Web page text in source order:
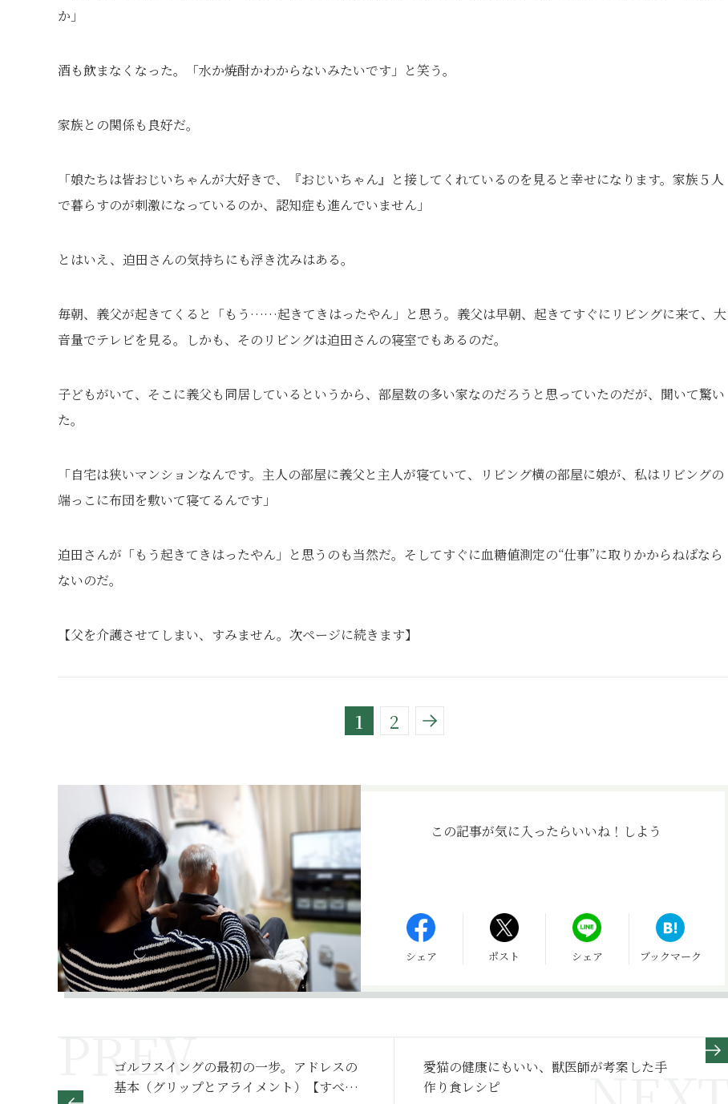
か」
酒も飲まなくなった。「水か焼酎かわからないみたいです」と笑う。
家族との関係も良好だ。
「娘たちは皆おじいちゃんが大好きで、『おじいちゃん』と接してくれているのを見ると幸せになります。家族５人
で暮らすのが刺激になっているのか、認知症も進んでいません」
とはいえ、迫田さんの気持ちにも浮き沈みはある。
毎朝、義父が起きてくると「もう……起きてきはったやん」と思う。義父は早朝、起きてすぐにリビングに来て、大
音量でテレビを見る。しかも、そのリビングは迫田さんの寝室でもあるのだ。
子どもがいて、そこに義父も同居しているというから、部屋数の多い家なのだろうと思っていたのだが、聞いて驚い
た。
「自宅は狭いマンションなんです。主人の部屋に義父と主人が寝ていて、リビング横の部屋に娘が、私はリビングの
端っこに布団を敷いて寝てるんです」
迫田さんが「もう起きてきはったやん」と思うのも当然だ。そしてすぐに血糖値測定の“仕事”に取りかからねばなら
ないのだ。
【父を介護させてしまい、すみません。次ページに続きます】
1 2
この記事が気に入ったらいいね！しよう
シェア ポスト シェア ブックマーク
ゴルフスイングの最初の一步。アドレスの
基本（グリップとアライメント）【すべて
愛猫の健康にもいい、獣医師が考案した手
作り食レシピ